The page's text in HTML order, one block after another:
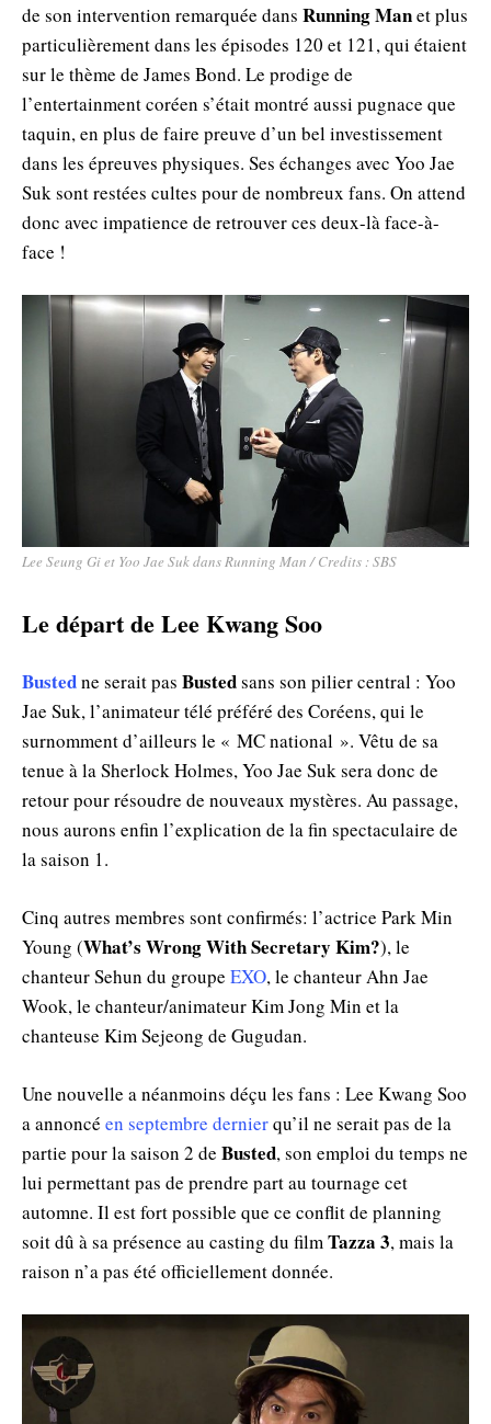
de son intervention remarquée dans Running Manet plus
particulièrement dans les épisodes 120 et 121, qui étaient
sur le thème de James Bond. Le prodige de
l’entertainment coréen s’était montré aussi pugnace que
taquin, en plus de faire preuve d’un bel investissement
dans les épreuves physiques. Ses échanges avec Yoo Jae
Suk sont restées cultes pour de nombreux fans. On attend
donc avec impatience de retrouver ces deux-là face-à-
face !
Lee Seung Gi et Yoo Jae Suk dans Running Man / Credits : SBS
Le départ de Lee Kwang Soo
Bustedne serait pas Bustedsans son pilier central : Yoo
Jae Suk, l’animateur télé préféré des Coréens, qui le
surnomment d’ailleurs le « MC national ». Vêtu de sa
tenue à la Sherlock Holmes, Yoo Jae Suk sera donc de
retour pour résoudre de nouveaux mystères. Au passage,
nous aurons enfin l’explication de la fin spectaculaire de
la saison 1.
Cinq autres membres sont confirmés: l’actrice Park Min
Young (What’s Wrong With Secretary Kim?), le
chanteur Sehun du groupe EXO, le chanteur Ahn Jae
Wook, le chanteur/animateur Kim Jong Min et la
chanteuse Kim Sejeong de Gugudan.
Une nouvelle a néanmoins déçu les fans : Lee Kwang Soo
a annoncé en septembre dernierqu’il ne serait pas de la
partie pour la saison 2 de Busted, son emploi du temps ne
lui permettant pas de prendre part au tournage cet
automne. Il est fort possible que ce conflit de planning
soit dû à sa présence au casting du filmTazza 3, mais la
raison n’a pas été officiellement donnée.